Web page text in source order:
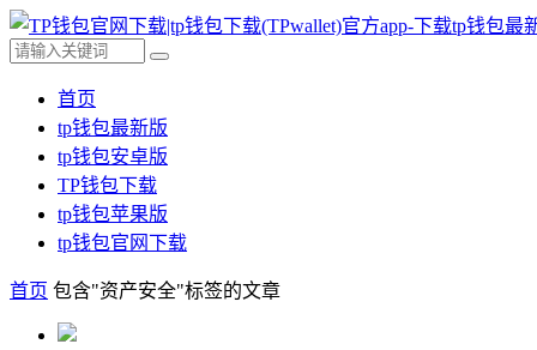
首页
tp钱包最新版
tp钱包安卓版
TP钱包下载
tp钱包苹果版
tp钱包官网下载
首页 包含"资产安全"标签的文章